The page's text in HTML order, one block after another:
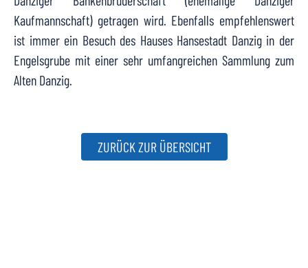
Kaufmannschaft) getragen wird. Ebenfalls empfehlenswert
ist immer ein Besuch des Hauses Hansestadt Danzig in der
Engelsgrube mit einer sehr umfangreichen Sammlung zum
Alten Danzig.
ZURÜCK ZUR ÜBERSICHT